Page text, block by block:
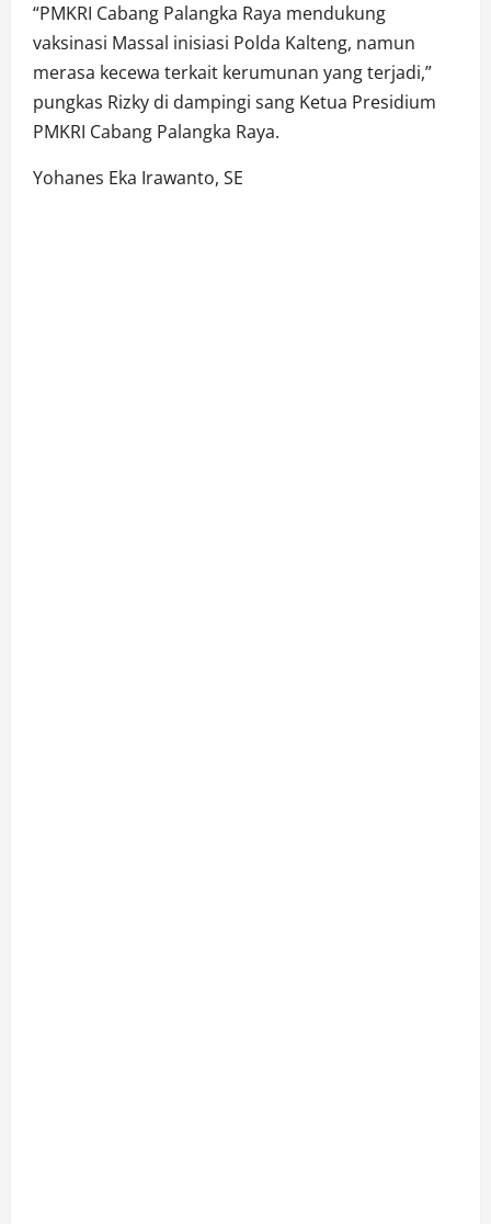
“PMKRI Cabang Palangka Raya mendukung
vaksinasi Massal inisiasi Polda Kalteng, namun
merasa kecewa terkait kerumunan yang terjadi,”
pungkas Rizky di dampingi sang Ketua Presidium
PMKRI Cabang Palangka Raya.
Yohanes Eka Irawanto, SE